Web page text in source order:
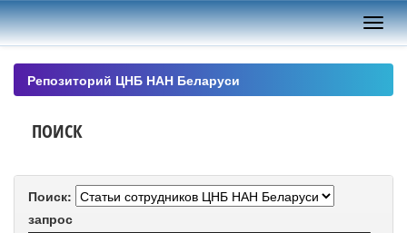
Skip
navigation
Репозиторий ЦНБ НАН Беларуси
ПОИСК
Поиск:
запрос